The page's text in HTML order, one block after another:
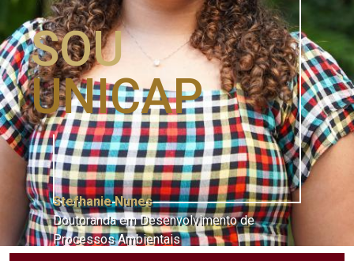
SOU
UNICAP
Stefhanie Nunes
Doutoranda em Desenvolvimento de
Processos Ambientais